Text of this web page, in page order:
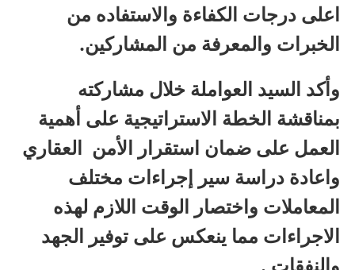
اعلى درجات الكفاءة والاستفاده من
الخبرات والمعرفة من المشاركين.
وأكد السيد العواملة خلال مشاركته
بمناقشة الخطة الاستراتيجية على أهمية
العمل على ضمان استقرار الأمن العقاري
واعادة دراسة سير إجراءات مختلف
المعاملات واختصار الوقت اللازم لهذه
الاجراءات مما ينعكس على توفير الجهد